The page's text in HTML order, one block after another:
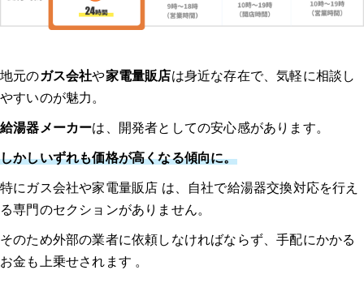
地元のガス会社や家電量販店は身近な存在で、気軽に相談し
やすいのが魅力。
給湯器メーカーは、開発者としての安心感があります。
しかしいずれも価格が高くなる傾向に。
特にガス会社や家電量販店 は、自社で給湯器交換対応を行え
る専門のセクションがありません。
そのため外部の業者に依頼しなければならず、手配にかかる
お金も上乗せされます 。